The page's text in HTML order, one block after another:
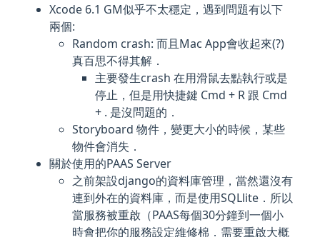
Xcode 6.1 GM似乎不太穩定，遇到問題有以下
兩個:
Random crash: 而且Mac App會收起來(?)
真百思不得其解．
主要發生crash 在用滑鼠去點執行或是
停止，但是用快捷鍵 Cmd + R 跟 Cmd
+ . 是沒問題的．
Storyboard 物件，變更大小的時候，某些
物件會消失．
關於使用的PAAS Server
之前架設django的資料庫管理，當然還沒有
連到外在的資料庫，而是使用SQLlite．所以
當服務被重啟（PAAS每個30分鐘到一個小
時會把你的服務設定維修棉．需要重啟大概